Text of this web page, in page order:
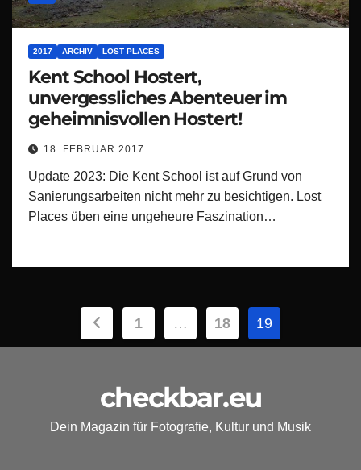
2017 ARCHIV LOST PLACES
Kent School Hostert,
unvergessliches Abenteuer im
geheimnisvollen Hostert!
18. FEBRUAR 2017
Update 2023: Die Kent School ist auf Grund von
Sanierungsarbeiten nicht mehr zu besichtigen. Lost
Places üben eine ungeheure Faszination…
Seitennummerierung
der
Beiträge
1 … 18 19
checkbar.eu
Dein Magazin für Fotografie, Kultur und Musik